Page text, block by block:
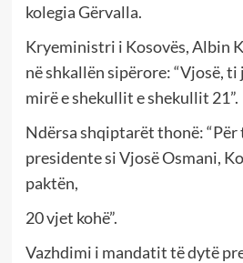
kolegia Gërvalla.
Kryeministri i Kosovës, Albin
në shkallën sipërore: “Vjosë,
mirë e shekullit e shekullit 21”.
Ndërsa shqiptarët thonë:
presidente si Vjosë Osmani,
paktën,
20 vjet kohë”.
Vazhdimi i mandatit të dytë